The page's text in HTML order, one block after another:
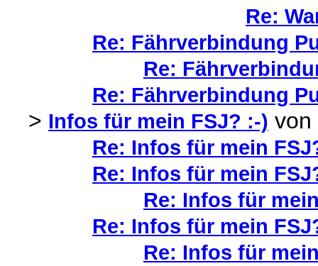
Re:
Re: Fährverbindung
Re:
Re: Fährverbindung
> Infos für mein FSJ? :-) von
Re: Infos für mein
Re: Infos für mein
Re: Infos für
Re: Infos für mein
Re: Infos für